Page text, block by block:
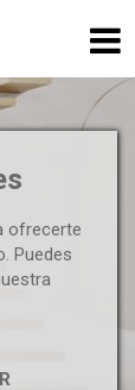
ofrecerte
Puedes